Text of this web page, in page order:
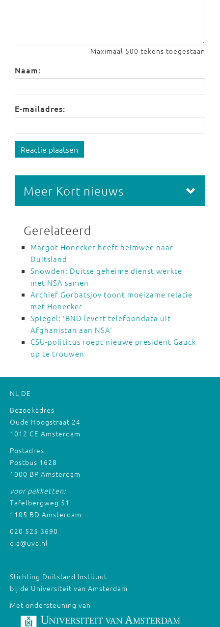
Maximaal 500 tekens toegestaan
Naam:
E-mailadres:
Reactie plaatsen
Meer Kort nieuws
Gerelateerd
Margot Honecker heeft heimwee naar
Duitsland
Snowden: Duitse geheime dienst werkte
met NSA samen
Archief Gorbatsjov toont moeizame relatie
met Honecker
Spiegel: 'BND levert telefoondata uit
Afghanistan aan NSA'
CSU-politicus roept nieuwe president Gauck
op te trouwen
NL DE
Bezoekadres
Oude Hoogstraat 24
1012 CE Amsterdam
Postadres
Postbus 1628
1000 BP Amsterdam
voor pakketten:
Tafelbergweg 51
1105 BD Amsterdam
020 525 3690
dia@uva.nl
Stichting Duitsland Instituut
bij de Universiteit van Amsterdam
Met ondersteuning van